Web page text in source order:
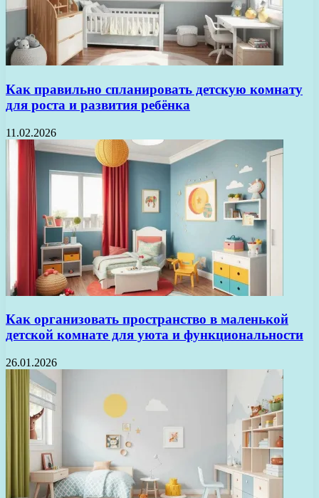
Как правильно спланировать детскую комнату
для роста и развития ребёнка
11.02.2026
Как организовать пространство в маленькой
детской комнате для уюта и функциональности
26.01.2026